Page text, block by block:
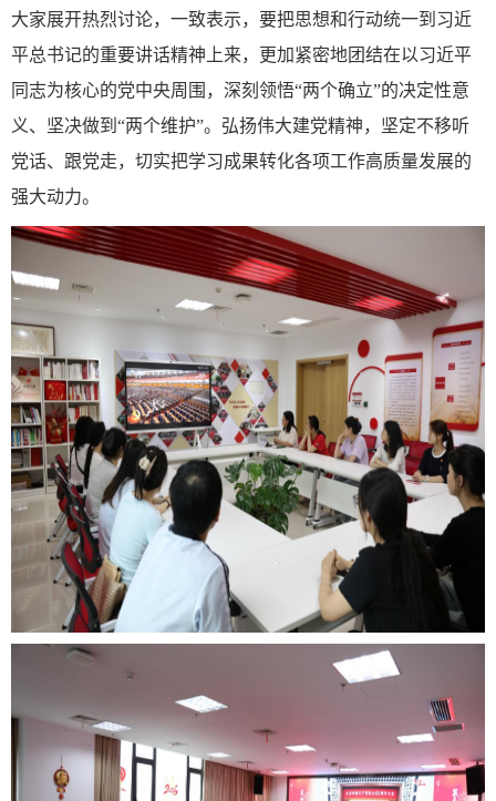
大家展开热烈讨论，一致表示，要把思想和行动统一到习近
平总书记的重要讲话精神上来，更加紧密地团结在以习近平
同志为核心的党中央周围，深刻领悟“两个确立”的决定性意
义、坚决做到“两个维护”。弘扬伟大建党精神，坚定不移听
党话、跟党走，切实把学习成果转化各项工作高质量发展的
强大动力。